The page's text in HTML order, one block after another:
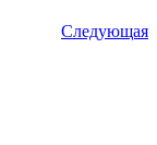
Следующая